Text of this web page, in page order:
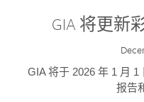
GIA 将更新
GIA 将于 2026 年 1 月
报告